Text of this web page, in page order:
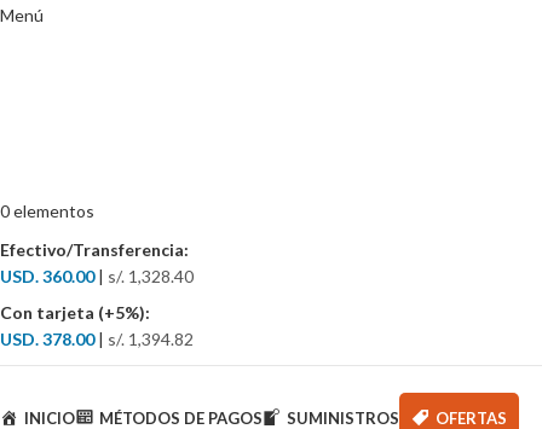
Menú
0elementos
Efectivo/Transferencia:
USD. 360.00| s/. 1,328.40
Con tarjeta (+5%):
USD. 378.00| s/. 1,394.82
INICIO MÉTODOS DE PAGOS SUMINISTROS OFERTAS